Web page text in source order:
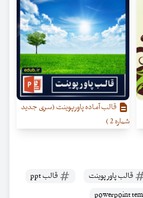
قالب آماده پاورپوینت (سری جدید
شماره 2 )
قالب پاور پوینت
قالب ppt